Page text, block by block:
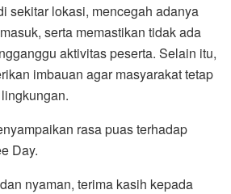
sekitar lokasi, mencegah adanya
serta memastikan tidak ada
aktivitas peserta. Selain itu,
imbauan agar masyarakat tetap
rasa puas terhadap
Day.
nyaman, terima kasih kepada